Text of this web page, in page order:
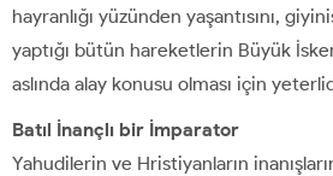
hayranlığı yüzünden yaşantısını,
yaptığı bütün hareketlerin Büyük
aslında alay konusu olması için
Batıl İnançlı bir İmparator
Yahudilerin ve Hristiyanların